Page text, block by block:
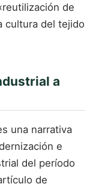
de
cultura del tejido
a
una narrativa
e
del período
de